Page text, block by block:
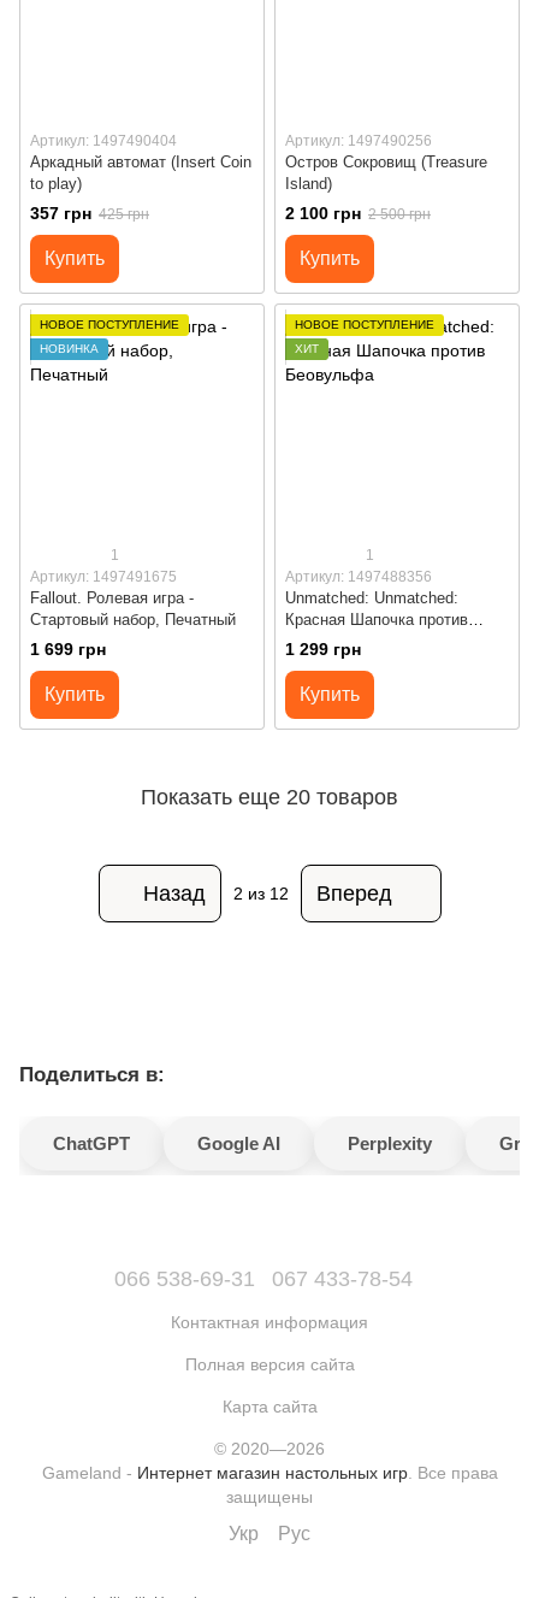
Артикул: 1497490404
Аркадный автомат (Insert Coin
to play)
357 грн 425 грн
Купить
Артикул: 1497490256
Остров Сокровищ (Treasure
Island)
2 100 грн 2 500 грн
Купить
НОВОЕ ПОСТУПЛЕНИЕ
НОВИНКА
1
Артикул: 1497491675
Fallout. Ролевая игра -
Стартовый набор, Печатный
1 699 грн
Купить
НОВОЕ ПОСТУПЛЕНИЕ
ХИТ
1
Артикул: 1497488356
Unmatched: Unmatched:
Красная Шапочка против
Беовульфа
1 299 грн
Купить
Показать еще 20 товаров
Назад 2 из 12 Вперед
Поделиться в:
ChatGPT Google AI Perplexity
066 538-69-31 067 433-78-54
Контактная информация
Полная версия сайта
Карта сайта
© 2020—2026
Gameland - Интернет магазин настольных игр. Все права
защищены
Укр Рус